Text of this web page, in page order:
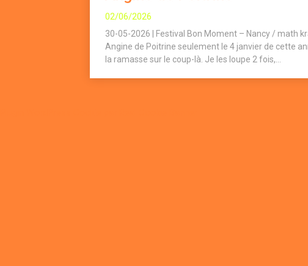
02/06/2026
30-05-2026 | Festival Bon Moment – Nancy / math
Angine de Poitrine seulement le 4 janvier de cette
la ramasse sur le coup-là. Je les loupe 2 fois,...